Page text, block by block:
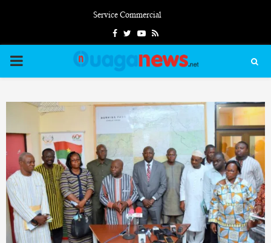
Service Commercial
FacebookTwitterYoutube
Rss
PRIMARY